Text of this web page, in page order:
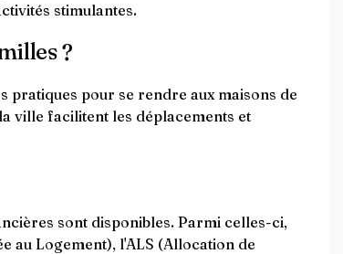
stimulantes.
?
pratiques pour se rendre aux maisons de
ville facilitent les déplacements et
sont disponibles. Parmi celles-ci,
au Logement), l'ALS (Allocation de